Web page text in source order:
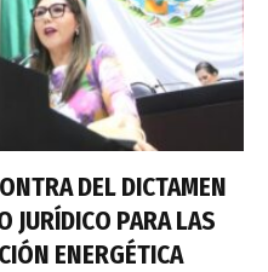
DEL DICTAMEN
JURÍDICO PARA LAS
ENERGÉTICA